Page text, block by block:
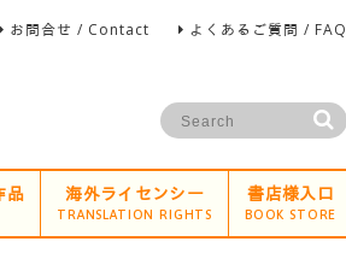
お問合せ / Contact よくあるご質問 / FAQ
品 海外ライセンシー
TRANSLATION RIGHTS
書店様入口
BOOK STORE